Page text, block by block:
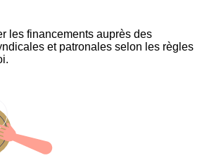
les financements auprès des
et patronales selon les règles